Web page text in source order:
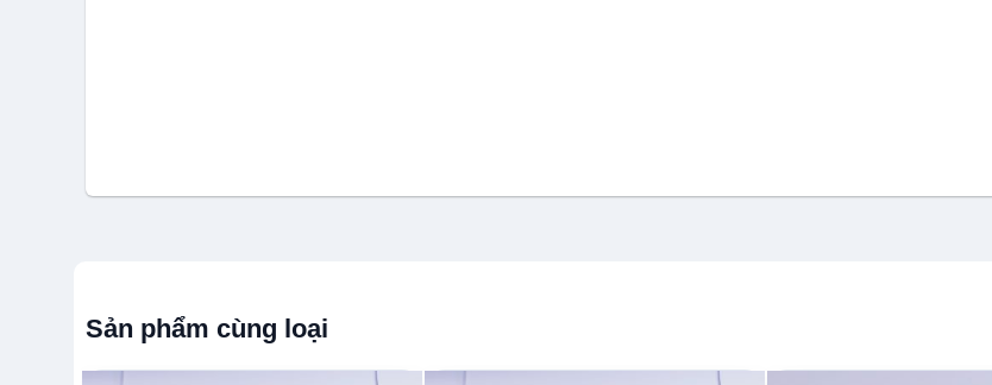
Sản phẩm cùng loại